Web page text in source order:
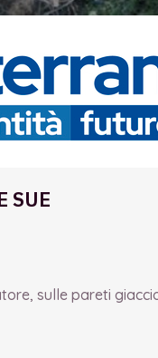
SUE
sulle pareti